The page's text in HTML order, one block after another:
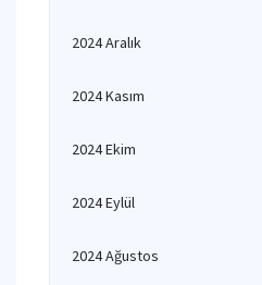
2024 Aralık
2024 Kasım
2024 Ekim
2024 Eylül
2024 Ağustos